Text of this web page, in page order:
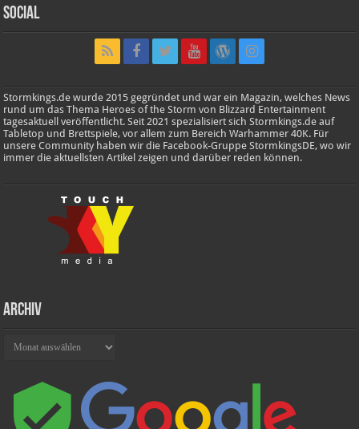
Social
Stormkings.de wurde 2015 gegründet und war ein Magazin, welches News
rund um das Thema Heroes of the Storm von Blizzard Entertainment
tagesaktuell veröffentlicht. Seit 2021 spezialisiert sich Stormkings.de auf
Tabletop und Brettspiele, vor allem zum Bereich Warhammer 40K. Für
unsere Community haben wir die Facebook-Gruppe StormkingsDE, wo wir
immer die aktuellsten Artikel zeigen und darüber reden können.
Archiv